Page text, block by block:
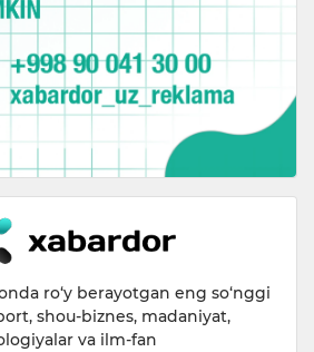
ro‘y berayotgan eng so‘nggi
shou-biznes, madaniyat,
va ilm-fan